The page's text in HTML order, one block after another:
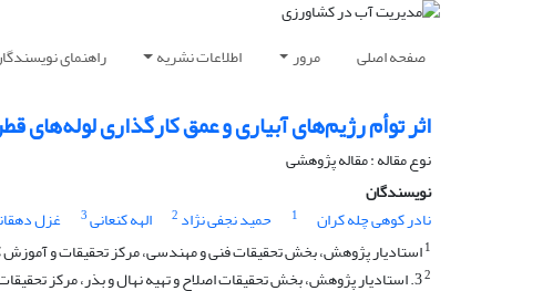
صفحه اصلی مرور اطلاعات نشریه راهنمای
اثر توأم رژیم‌های آبیاری و عمق کار‌گذاری لوله‌های
نوع مقاله : مقاله پژوهشی
نویسندگان
نادر کوهی چله کران
1 حمید نجفی نژاد 2 الهه کنعانی3 غزل
1استادیار پژوهش، بخش تحقیقات فنی و مهندسی، مرکز تحقیقات و آموزش
2